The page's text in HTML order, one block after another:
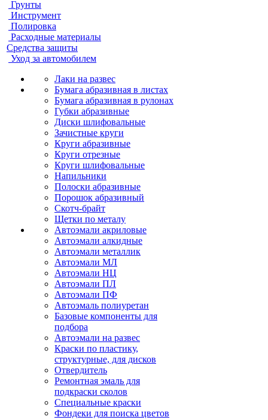
Грунты
Инструмент
Полировка
Расходные материалы
Средства защиты
Уход за автомобилем
Лаки на развес
Бумага абразивная в листах
Бумага абразивная в рулонах
Губки абразивные
Диски шлифовальные
Зачистные круги
Круги абразивные
Круги отрезные
Круги шлифовальные
Напильники
Полоски абразивные
Порошок абразивный
Скотч-брайт
Щетки по металу
Автоэмали акриловые
Автоэмали алкидные
Автоэмали металлик
Автоэмали МЛ
Автоэмали НЦ
Автоэмали ПЛ
Автоэмали ПФ
Автоэмаль полиуретан
Базовые компоненты для
подбора
Автоэмали на развес
Краски по пластику,
структурные, для дисков
Отвердитель
Ремонтная эмаль для
подкраски сколов
Специальные краски
Фондеки для поиска цветов